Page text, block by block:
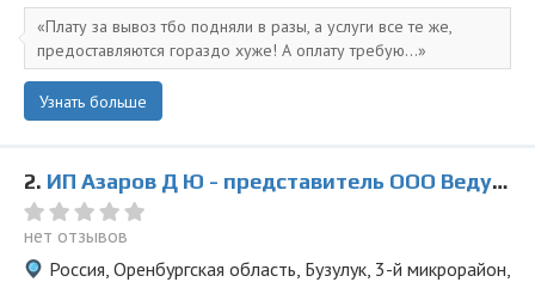
Плату за вывоз тбо подняли в разы, а услуги все те же,
предоставляются гораздо хуже! А оплату требую...
Узнать больше
2. ИП Азаров Д Ю - представитель ООО Ведущая Утилизирующая Компания
нет отзывов
Россия, Оренбургская область, Бузулук, 3-й микрорайон,